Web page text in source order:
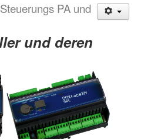
PA und
und deren